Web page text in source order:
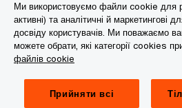
учасник/фірми-учасниці мережі
міжнародна мережа PwC. Кожна
самостійною юридичною особою.
веб-сторінці www.pwc.com/
Конфіденційність
Ми використовуємо файли cookie для
активні) та аналітичні й маркетингові
досвіду користувачів. Ми поважаємо
можете обрати, які категорії cookies
файлів cookie
Прийняти всі